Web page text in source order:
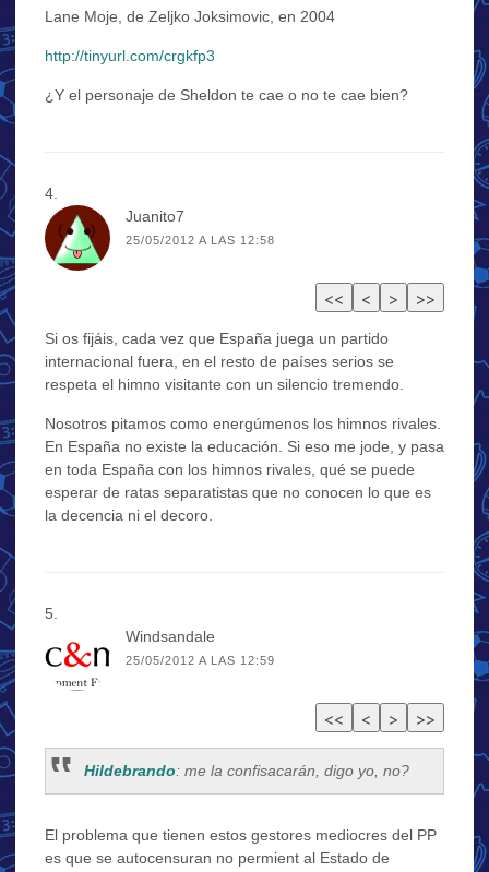
Lane Moje, de Zeljko Joksimovic, en 2004
http://tinyurl.com/crgkfp3
¿Y el personaje de Sheldon te cae o no te cae bien?
Juanito7
25/05/2012 A LAS 12:58
Si os fijáis, cada vez que España juega un partido
internacional fuera, en el resto de países serios se
respeta el himno visitante con un silencio tremendo.
Nosotros pitamos como energúmenos los himnos rivales.
En España no existe la educación. Si eso me jode, y pasa
en toda España con los himnos rivales, qué se puede
esperar de ratas separatistas que no conocen lo que es
la decencia ni el decoro.
Windsandale
25/05/2012 A LAS 12:59
Hildebrando: me la confisacarán, digo yo, no?
El problema que tienen estos gestores mediocres del PP
es que se autocensuran no permient al Estado de